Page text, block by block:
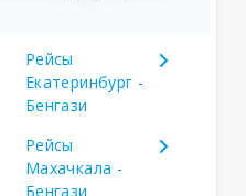
Рейсы
Екатеринбург -
Бенгази
Рейсы
Махачкала -
Бенгази